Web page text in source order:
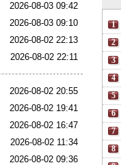
2026-08-03 09:42
2026-08-03 09:10
2026-08-02 22:13
2026-08-02 22:11
2026-08-02 20:55
2026-08-02 19:41
2026-08-02 16:47
2026-08-02 11:34
2026-08-02 09:36